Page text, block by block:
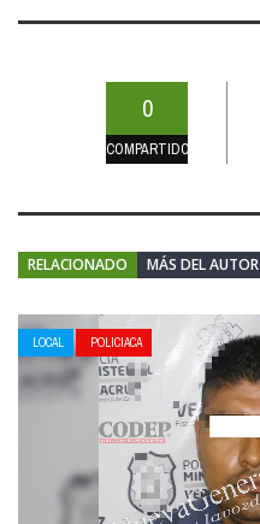
0
COMPARTIDOS
RELACIONADO MÁS DEL AUTOR
LOCAL POLICIACA